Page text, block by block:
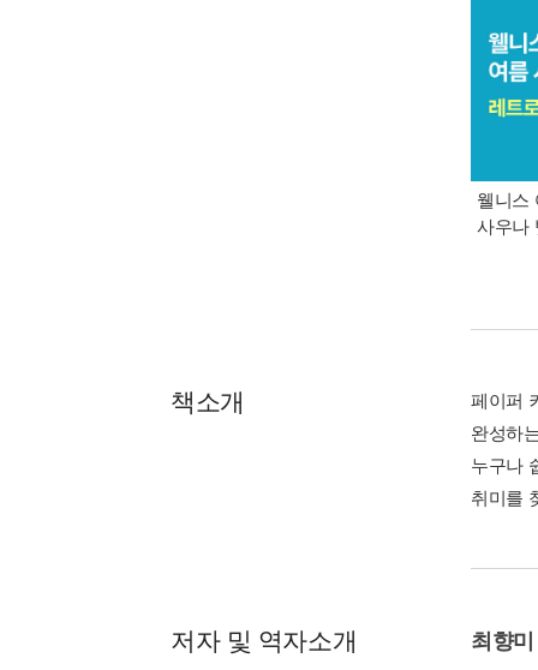
웰니스
사우나
책소개
페이퍼
완성하
누구나
취미를
저자 및 역자소개 최향미